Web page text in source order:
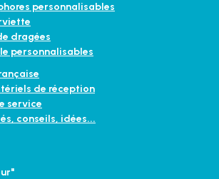
personnalisables
dragées
personnalisables
de réception
service
conseils, idées...